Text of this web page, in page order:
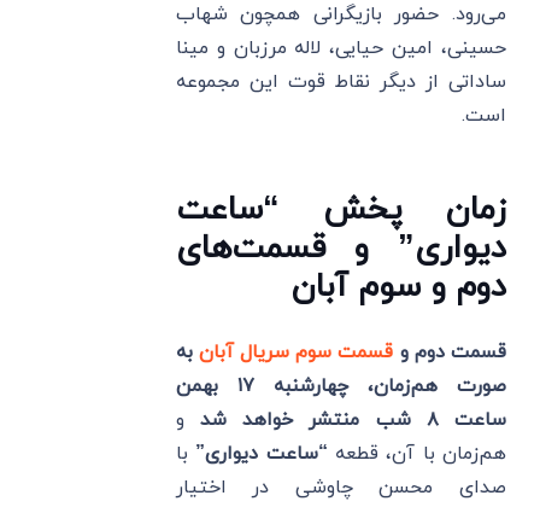
می‌رود. حضور بازیگرانی همچون شهاب
حسینی، امین حیایی، لاله مرزبان و مینا
ساداتی از دیگر نقاط قوت این مجموعه
است.
زمان پخش “ساعت
دیواری” و قسمت‌های
دوم و سوم آبان
قسمت دوم و قسمت سوم سریال آبان به
صورت هم‌زمان، چهارشنبه ۱۷ بهمن
ساعت ۸ شب منتشر خواهد شد
و
هم‌زمان با آن، قطعه “ساعت دیواری” با
صدای محسن چاوشی در اختیار